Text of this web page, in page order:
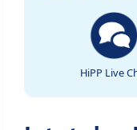
HiPP Live